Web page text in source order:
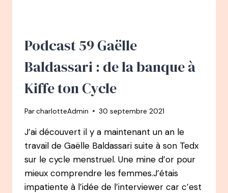
CARRIÈRE
TRACÉE
UN
D’INVESTISSEMENT
CRÉER
BASTILLE
PARFUMS
28
ANS
Podcast 59 Gaëlle
Baldassari : de la banque à
Kiffe ton Cycle
ParcharlotteAdmin 30 septembre 2021
J’ai découvert il y a maintenant un an le
travail de Gaëlle Baldassari suite à son Tedx
sur le cycle menstruel. Une mine d’or pour
mieux comprendre les femmes.J’étais
impatiente à l’idée de l’interviewer car c’est